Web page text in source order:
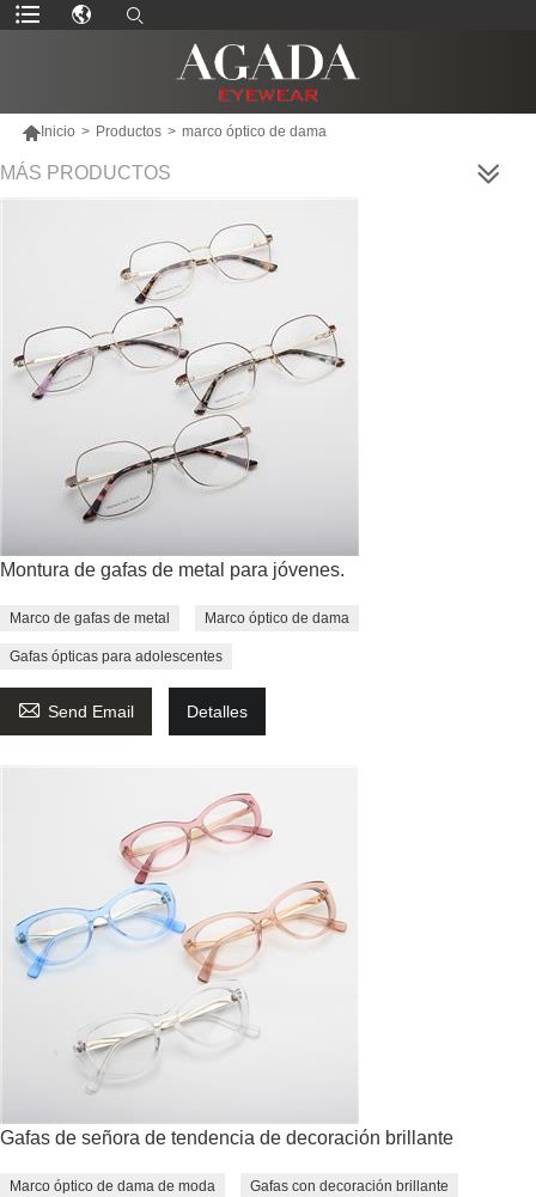
Inicio > Productos > marco óptico de dama
MÁS PRODUCTOS
Montura de gafas de metal para jóvenes.
Marco de gafas de metal Marco óptico de dama
Gafas ópticas para adolescentes
 Send Email Detalles
Gafas de señora de tendencia de decoración brillante
Marco óptico de dama de moda Gafas con decoración brillante